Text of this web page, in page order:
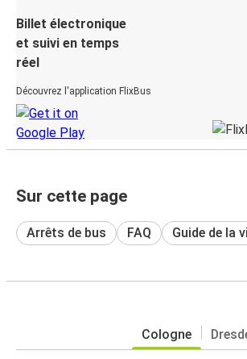
Billet électronique
et suivi en temps
réel
Découvrez l'application FlixBus
Sur cette page
Arrêts de bus FAQ Guide de la
Cologne